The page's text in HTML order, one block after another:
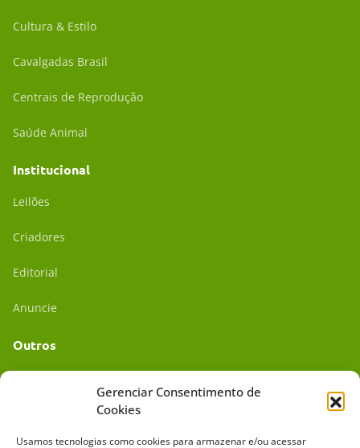
Gerenciar Consentimento de
Cookies
Usamos tecnologias como cookies para armazenar e/ou acessar
Cultura & Estilo
Cavalgadas Brasil
Centrais de Reprodução
Saúde Animal
Institucional
Leilões
Criadores
Editorial
Anuncie
Outros